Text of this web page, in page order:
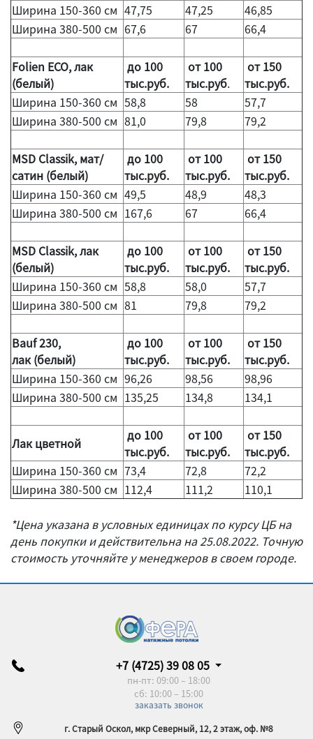
Ширина 150-360 см 47,75 47,25
46,85
Ширина 380-500 см 67,6 67 66,4
Folien ECO, лак
(белый)
до 100
тыс.руб.
от 100
тыс.руб.
от 150
тыс.руб.
Ширина 150-360 см 58,8 58
57,7
Ширина 380-500 см 81,0 79,8 79,2
MSD Classik, мат/
сатин (белый)
до 100
тыс.руб.
от 100
тыс.руб.
от 150
тыс.руб.
Ширина 150-360 см 49,5 48,9
48,3
Ширина 380-500 см 167,6 67 66,4
MSD Classik, лак
(белый)
до 100
тыс.руб.
от 100
тыс.руб.
от 150
тыс.руб.
Ширина 150-360 см 58,8 58,0
57,7
Ширина 380-500 см 81 79,8 79,2
Bauf 230,
лак (белый)
до 100
тыс.руб.
от 100
тыс.руб.
от 150
тыс.руб.
Ширина 150-360 см 96,26 98,56
98,96
Ширина 380-500 см 135,25 134,8 134,1
Лак цветной
до 100
тыс.руб.
от 100
тыс.руб.
от 150
тыс.руб.
Ширина 150-360 см 73,4 72,8
72,2
Ширина 380-500 см 112,4 111,2 110,1
*Цена указана в условных единицах по курсу ЦБ на
день покупки и действительна на 25.08.2022. Точную
стоимость уточняйте у менеджеров в своем городе.
+7 (4725) 39 08 05
пн-пт: 09:00 – 18:00
сб: 10:00 – 15:00
заказать звонок
г. Старый Оскол, мкр Северный, 12, 2 этаж, оф. №8